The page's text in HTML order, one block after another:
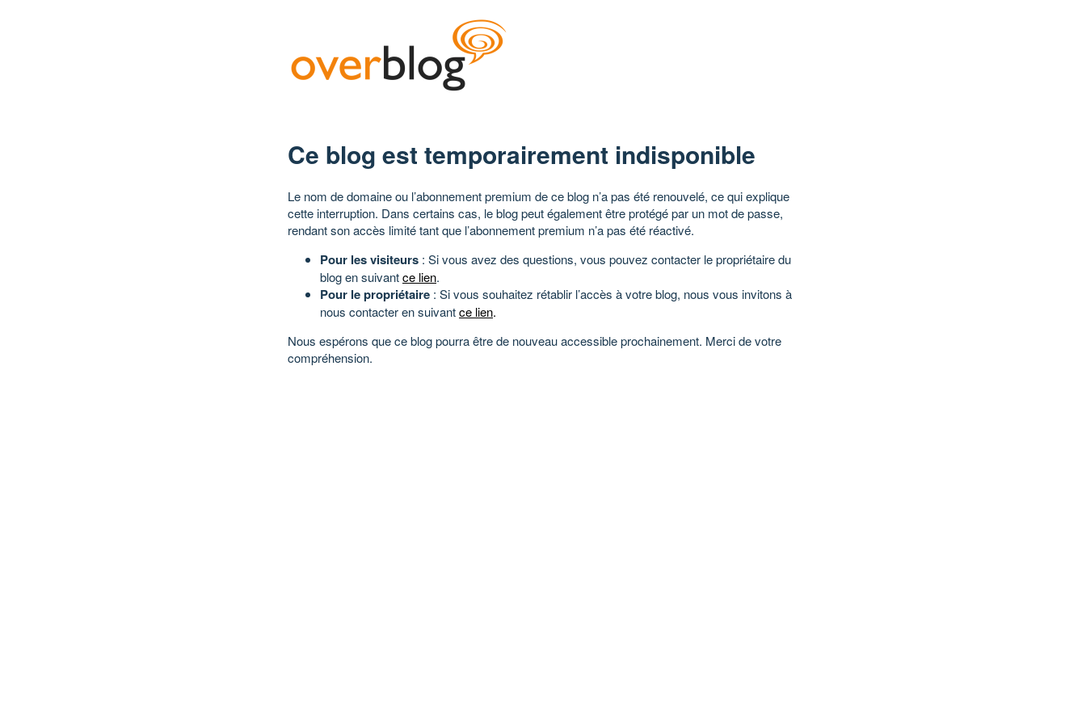
Ce blog est temporairement indisponible
Le nom de domaine ou l’abonnement premium de ce blog n’a pas été renouvelé, ce qui explique
cette interruption. Dans certains cas, le blog peut également être protégé par un mot de passe,
rendant son accès limité tant que l’abonnement premium n’a pas été réactivé.
Pour les visiteurs : Si vous avez des questions, vous pouvez contacter le propriétaire du
blog en suivantce lien.
Pour le propriétaire : Si vous souhaitez rétablir l’accès à votre blog, nous vous invitons à
nous contacter en suivantce lien.
Nous espérons que ce blog pourra être de nouveau accessible prochainement. Merci de votre
compréhension.